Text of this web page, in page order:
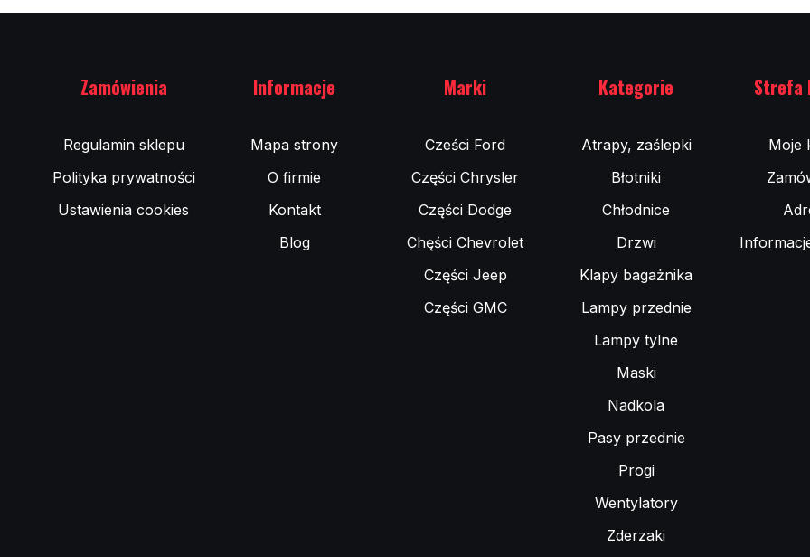
Zamówienia
Regulamin sklepu
Polityka prywatności
Ustawienia cookies
Informacje
Mapa strony
O firmie
Kontakt
Blog
Marki
Cześci Ford
Części Chrysler
Części Dodge
Chęści Chevrolet
Części Jeep
Części GMC
Kategorie
Atrapy, zaślepki
Błotniki
Chłodnice
Drzwi
Klapy bagażnika
Lampy przednie
Lampy tylne
Maski
Nadkola
Pasy przednie
Progi
Wentylatory
Zderzaki
Strefa
Moje